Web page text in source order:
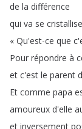
de la différence
qui va se
« Qu'est-ce que
Pour répondre à
et c'est le parent
Et comme papa
amoureux d'elle
et inversement